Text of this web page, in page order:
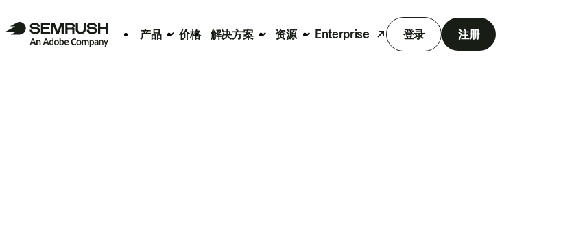
产品 价格 解决方案 资源 Enterprise 登录 注册